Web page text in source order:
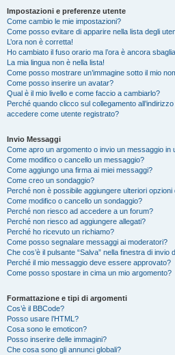
Impostazioni e preferenze utente
Come cambio le mie impostazioni?
Come posso evitare di apparire nella lista degli
L’ora non è corretta!
Ho cambiato il fuso orario ma l’ora è ancora
La mia lingua non è nella lista!
Come posso mostrare un’immagine sotto il mio
Come posso inserire un avatar?
Qual è il mio livello e come faccio a cambiarlo?
Perché quando clicco sul collegamento
accedere come utente registrato?
Invio Messaggi
Come apro un argomento o invio un messaggio in
Come modifico o cancello un messaggio?
Come aggiungo una firma ai miei messaggi?
Come creo un sondaggio?
Perché non è possibile aggiungere ulteriori opzioni
Come modifico o cancello un sondaggio?
Perché non riesco ad accedere a un forum?
Perché non riesco ad aggiungere allegati?
Perché ho ricevuto un richiamo?
Come posso segnalare messaggi ai moderatori?
Che cos’è il pulsante “Salva” nella finestra di invio
Perché il mio messaggio deve essere approvato?
Come posso spostare in cima un mio argomento?
Formattazione e tipi di argomenti
Cos’è il BBCode?
Posso usare l’HTML?
Cosa sono le emoticon?
Posso inserire delle immagini?
Che cosa sono gli annunci globali?